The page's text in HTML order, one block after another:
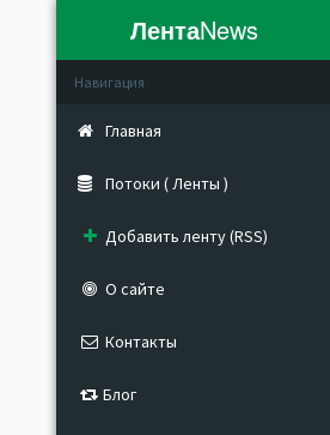
ЛентаNews
Навигация
Главная
Потоки ( Ленты )
Добавить ленту (RSS)
О сайте
Контакты
Блог